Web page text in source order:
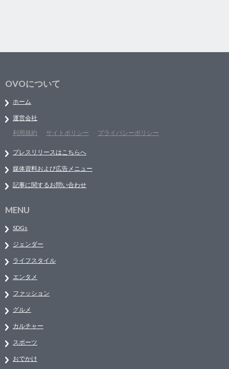
OVOについて
ホーム
運営会社
利用規約
サイトポリシー プライバシーポリシー
プレスリリースはこちらへ
媒体資料および広告メニュー
記事に関するお問い合わせ
MENU
SDGs
ジェンダー
ライフスタイル
エンタメ
ファッション
グルメ
カルチャー
スポーツ
おでかけ